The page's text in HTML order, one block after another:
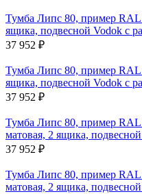
Тумба Липс 80, пример RAL
ящика, подвесной Vodok с
37 952 ₽
Тумба Липс 80, пример RAL
ящика, подвесной Vodok с
37 952 ₽
Тумба Липс 80, пример RAL
матовая, 2 ящика,
37 952 ₽
Тумба Липс 80, пример
матовая, 2 ящика,